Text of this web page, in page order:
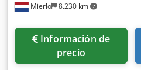
Mierlo 8.230 km
Información de
precio